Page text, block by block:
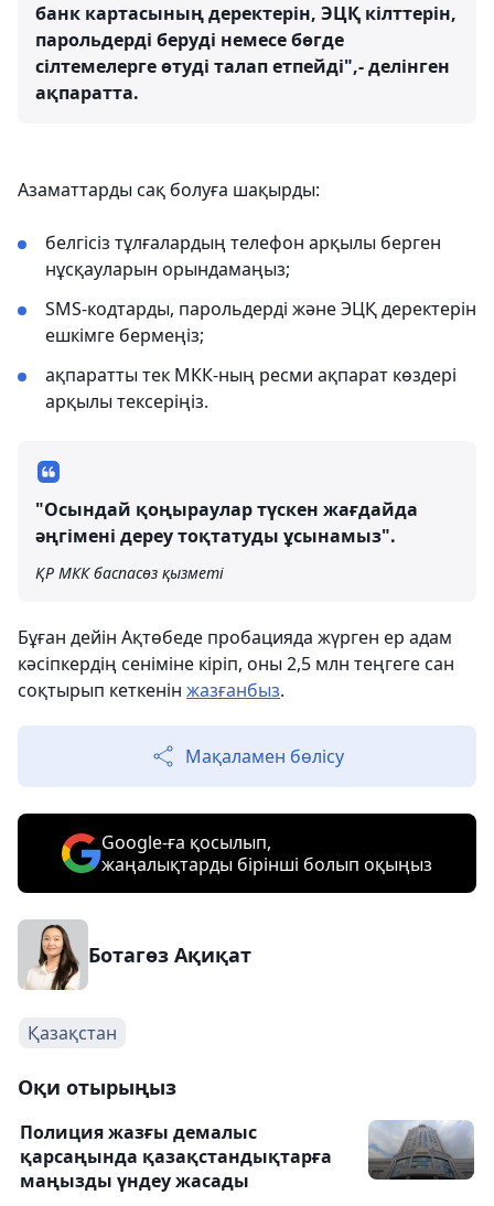
банк картасының деректерін, ЭЦҚ кілттерін,
парольдерді беруді немесе бөгде
сілтемелерге өтуді талап етпейді",- делінген
ақпаратта.
Азаматтарды сақ болуға шақырды:
белгісіз тұлғалардың телефон арқылы берген
нұсқауларын орындамаңыз;
SMS-кодтарды, парольдерді және ЭЦҚ деректерін
ешкімге бермеңіз;
ақпаратты тек МКК-ның ресми ақпарат көздері
арқылы тексеріңіз.
"Осындай қоңыраулар түскен жағдайда
әңгімені дереу тоқтатуды ұсынамыз".
ҚР МКК баспасөз қызметі
Бұған дейін Ақтөбеде пробацияда жүрген ер адам
кәсіпкердің сеніміне кіріп, оны 2,5 млн теңгеге сан
соқтырып кеткенін жазғанбыз.
Мақаламен бөлісу
Google-ға қосылып,
жаңалықтарды бірінші болып оқыңыз
Ботагөз Ақиқат
Қазақстан
Оқи отырыңыз
Полиция жазғы демалыс
қарсаңында қазақстандықтарға
маңызды үндеу жасады